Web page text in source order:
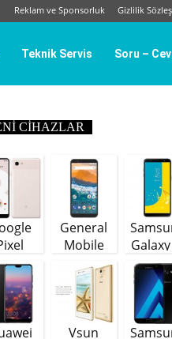
Reklam ve Sponsorluk Gizlilik
Teknik Servis Soru –
CIHAZLAR
General
Mobile
GM9 Plus
Galaxy
(64
Vsun